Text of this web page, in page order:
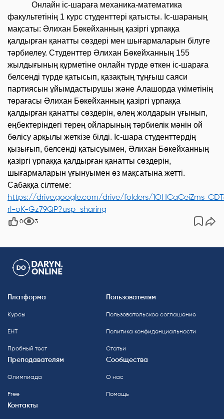
Онлайн іс-шараға механика-математика
факультетінің 1 курс студенттері қатысты. Іс-шараның
мақсаты: Әлихан Бөкейханның қазіргі ұрпаққа
қалдырған қанатты сөздері мен шығармаларын білуге
тәрбиелеу. Студенттер Әлихан Бөкейханның 155
жылдығының құрметіне онлайн түрде өткен іс-шараға
белсенді түрде қатысып, қазақтың тұңғыш саяси
партиясын ұйымдастырушы және Алашорда үкіметінің
төрағасы Әлихан Бөкейханның қазіргі ұрпаққа
қалдырған қанатты сөздерін, өлең жолдарын ұғынып,
еңбектеріндегі терең ойларының тәрбиелік мәнін ой
бөлісу арқылы жеткізе білді. Іс-шара студенттердің
қызығып, белсенді қатысуымен, Әлихан Бөкейханның
қазіргі ұрпаққа қалдырған қанатты сөздерін,
шығармаларын ұғынуымен өз мақсатына жетті.
Сабаққа сілтеме:
https://drive.google.com/drive/folders/
rl-oK-Gz79QP?usp=sharing
0 3
Платформа
Курсы
ЕНТ
Пробный тест
Пользователям
Пользовательское соглашение
Политика конфиденциальности
Статьи
Преподавателям
Олимпиада
Free
Сообщества
О нас
Помощь
Контакты